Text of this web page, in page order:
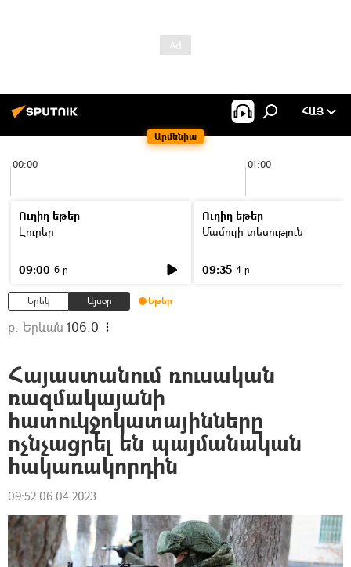
Արմենիա
ՀԱՅ
00:00 01:00
Ուղիղ եթեր
Լուրեր
09:00 6 ր
Ուղիղ եթեր
Մամուլի տեսություն
09:35 4 ր
Երեկ Այսօր Եթեր
ք. Երևան 106.0
Հայաստանում ռուսական
ռազմակայանի
հատուկջոկատայինները
ոչնչացրել են պայմանական
հակառակորդին
09:52 06.04.2023